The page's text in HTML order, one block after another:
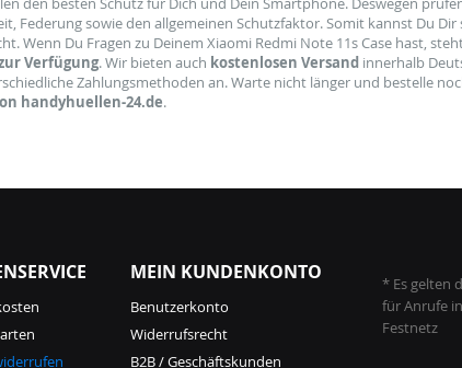
Federung sowie den allgemeinen Schutzfaktor. Somit kannst Du Dir
Wenn Du Fragen zu Deinem Xiaomi Redmi Note 11s Case hast,
Verfügung. Wir bieten auch kostenlosen Versandinnerhalb
Zahlungsmethoden an. Warte nicht länger und bestelle
handyhuellen-24.de.
MEIN KUNDENKONTO
Benutzerkonto
Widerrufsrecht
B2B / Geschäftskunden
* Es gelten
für Anrufe
Festnetz